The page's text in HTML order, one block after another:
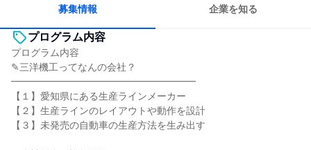
募集情報 企業を知る
プログラム内容
プログラム内容
✎三洋機工ってなんの会社？
━━━━━━━━━━━━━━━━━━━
【１】愛知県にある生産ラインメーカー
【２】生産ラインのレイアウトや動作を設計
【３】未発売の自動車の生産方法を生み出す